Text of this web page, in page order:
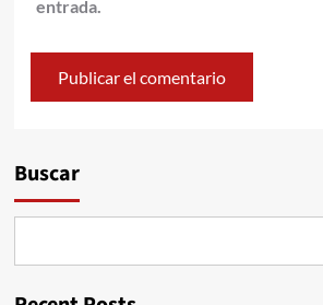
entrada.
Buscar